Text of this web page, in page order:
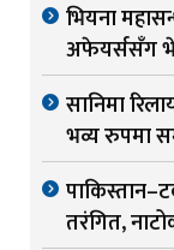
भियना
अफेयर्ससँग
सानिमा
भव्य रुपमा
तरंगित,